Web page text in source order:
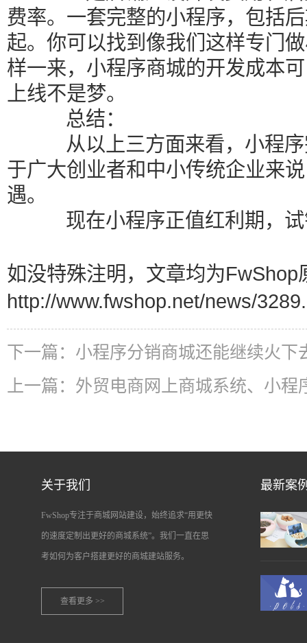
费率。一套完整的小程序，包括
起。你可以找到像我们这样专门
样一来，小程序商城的开发成本
上线不是梦。
总结：
从以上三方面来看，小程序
于广大创业者和中小传统企业来
遇。
现在小程序正值红利期，试
如没特殊注明，文章均为FwShop
http://www.fwshop.net/news/
下一篇： 小程序分销商城还能继续火下
上一篇： 外贸电商网上商城系统、小程
关于我们
FwShop专注于商城网站建设，始终追求“用更快
的速度定制出更好的商城系统”。我们一直在思
考如何为客户搭建更好的商城建站服务。
查看更多 >>
最新案